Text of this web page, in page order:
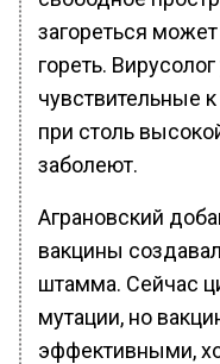
загореться
гореть.
чувствительные
при столь
заболеют.
Аграновский
вакцины
штамма. Сейчас
мутации, но
эффективными,